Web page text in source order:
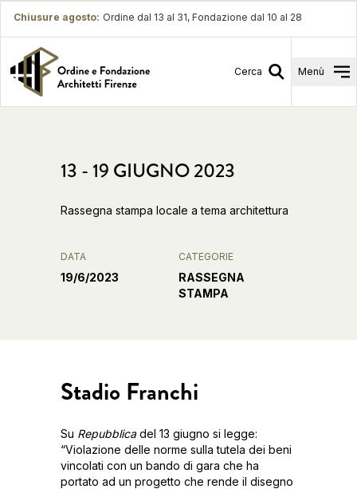
Chiusure agosto: Ordine dal 13 al 31, Fondazione dal 10 al 28
Cerca Menù
13 - 19 GIUGNO 2023
Rassegna stampa locale a tema architettura
DATA
19/6/2023
CATEGORIE
RASSEGNA
STAMPA
Stadio Franchi
Su Repubblicadel 13 giugno si legge:
“Violazione delle norme sulla tutela dei beni
vincolati con un bando di gara che ha
portato ad un progetto che rende il disegno